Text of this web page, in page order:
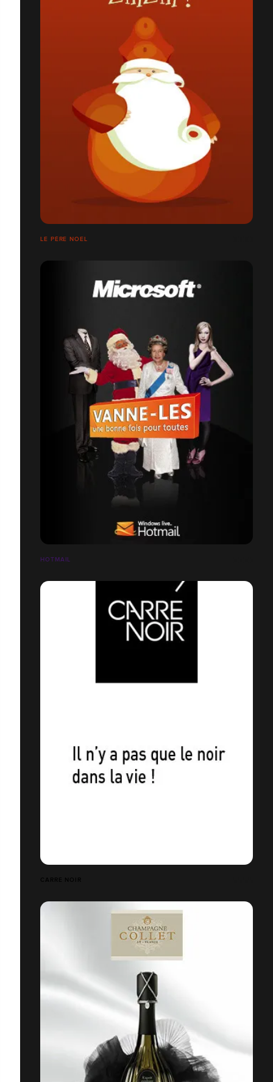
LE PÈRE NOEL
HOTMAIL
CARRE NOIR